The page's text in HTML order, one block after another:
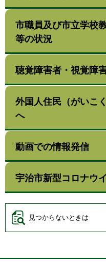
市職員及び市立学校
等の状況
聴覚障害者・視覚障
外国人住民（がいこ
へ
動画での情報発信
宇治市新型コロナウ
見つからないときは